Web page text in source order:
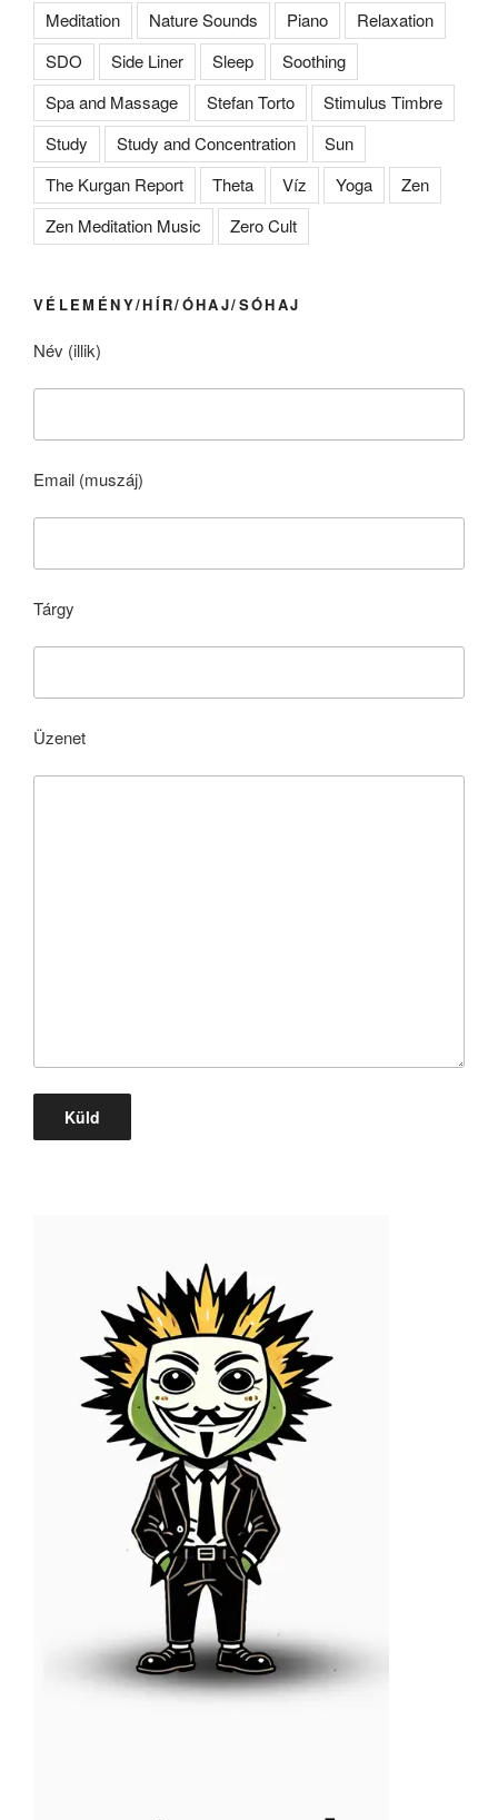
Meditation Nature Sounds Piano
Relaxation
SDO
Side Liner Sleep
Soothing
Spa and Massage
Stefan Torto
Stimulus Timbre
Study
Study and Concentration
Sun
The Kurgan Report
Theta Víz Yoga
Zen
Zen Meditation Music
Zero Cult
VÉLEMÉNY/HÍR/ÓHAJ/SÓHAJ
Név (illik)
Email (muszáj)
Tárgy
Üzenet